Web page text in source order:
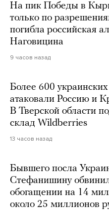
На пик Победы в
только по
погибла российская
Наговицина
9 часов назад
Более 600
атаковали Россию и
В Тверской области
склад Wildberries
13 часов назад
Бывшего посла
Стефанишину
обогащении на 14
около 25 миллионов